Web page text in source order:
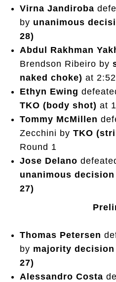
Virna Jandiroba
by unanimous
28)
Abdul Rakhman
Brendson Ribeiro by
naked choke) at
Ethyn Ewing
TKO (body shot) at
Tommy McMillen
Zecchini by TKO
Round 1
Jose Delano
unanimous decision
27)
Thomas Petersen
by majority decision
27)
Alessandro Costa